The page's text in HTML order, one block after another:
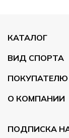
КАТАЛОГ
ВИД СПОРТА
ПОКУПАТЕЛЮ
О КОМПАНИИ
ПОДПИСКА